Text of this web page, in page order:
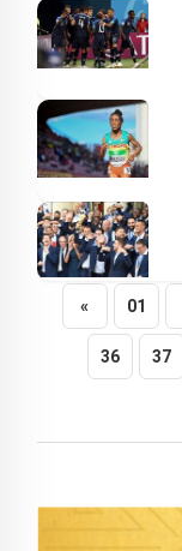
« 01
36 37